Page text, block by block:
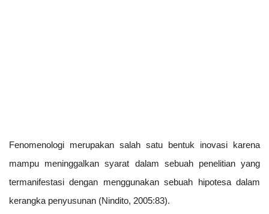
Fenomenologi merupakan salah satu bentuk inovasi karena
mampu meninggalkan syarat dalam sebuah penelitian yang
termanifestasi dengan menggunakan sebuah hipotesa dalam
kerangka penyusunan (Nindito, 2005:83).